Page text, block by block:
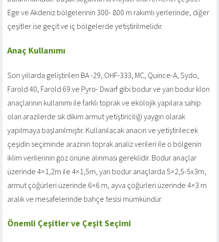
Ege ve Akdeniz bölgelerinin 300- 800 m rakımlı yerlerinde, diğer
çeşitler ise geçit ve iç bölgelerde yetiştirilmelidir.
Anaç Kullanımı
Son yıllarda geliştirilen BA -29, OHF-333, MC, Quince-A, Sydo,
Farold 40, Farold 69 ve Pyro- Dwarf gibi bodur ve yarı bodur klon
anaçlarının kullanımı ile farklı toprak ve ekolojik yapılara sahip
olan arazilerde sık dikim armut yetiştiriciliği yaygın olarak
yapılmaya başlanılmıştır. Kullanılacak anacın ve yetiştirilecek
çeşidin seçiminde arazinin toprak analiz verileri ile o bölgenin
iklim verilerinin göz önüne alınması gereklidir. Bodur anaçlar
üzerinde 4×1,2m ile 4×1,5m, yarı bodur anaçlarda 5×2,5-5x3m,
armut çöğürleri üzerinde 6×6 m, ayva çöğürleri üzerinde 4×3 m
aralık ve mesafelerinde bahçe tesisi mümkündür.
Önemli Çeşitler ve Çeşit Seçimi